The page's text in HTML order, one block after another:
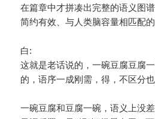
在篇章中才拼凑出完整的语义图
简约有效、与人类脑容量相匹配的
白:
这就是老话说的，一碗豆腐豆腐
的，语序一成刚需，得，不区分也
一碗豆腐和豆腐一碗，语义上没